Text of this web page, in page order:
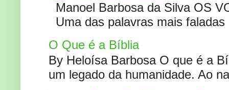
Manoel Barbosa da Silva OS
Uma das palavras mais
O Que é a Bíblia
By Heloísa Barbosa O que é a
um legado da humanidade. Ao